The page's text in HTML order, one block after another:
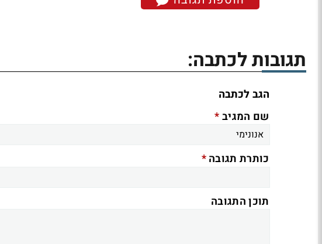
תגובות לכתבה:
הגב לכתבה
שם המגיב*
כותרת תגובה*
תוכן התגובה